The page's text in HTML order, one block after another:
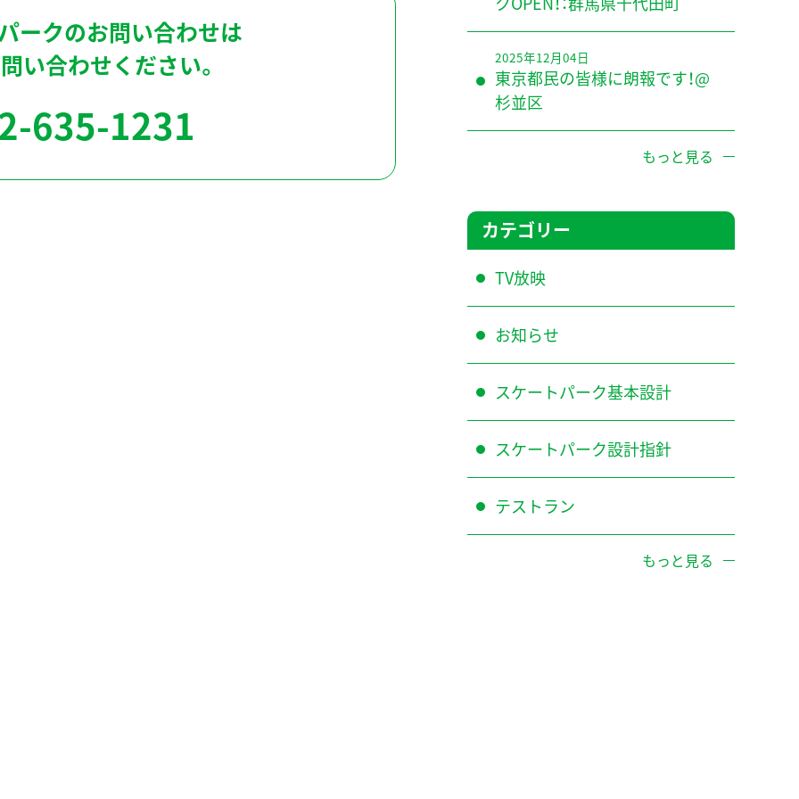
ークのお問い合わせは
い合わせください。
635-1231
2025年12月04日
東京都民の皆様に朗報です！@
杉並区
もっと見る
カテゴリー
TV放映
お知らせ
スケートパーク基本設計
スケートパーク設計指針
テストラン
もっと見る